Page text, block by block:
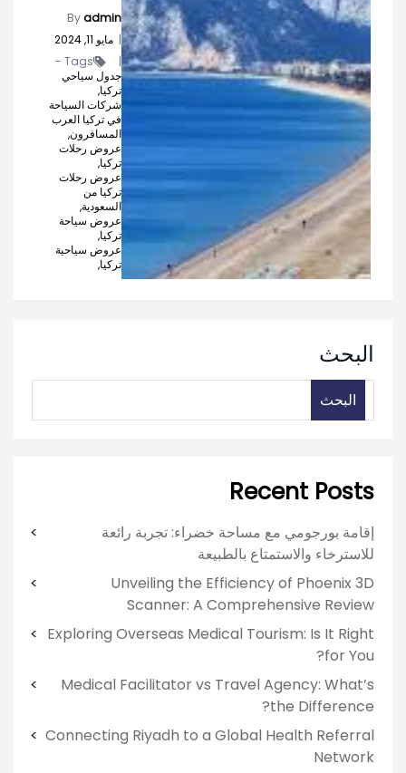
Byadmin
| مايو 11, 2024
|
Tags -
جدول سياحي
تركيا,
شركات السياحة
في تركيا العرب
المسافرون,
عروض رحلات
تركيا,
عروض رحلات
تركيا من
السعودية,
عروض سياحة
تركيا,
عروض سياحية
تركيا,
البحث
البحث
Recent Posts
إقامة بورجومي مع مساحة خضراء: تجربة رائعة
للاسترخاء والاستمتاع بالطبيعة
Unveiling the Efficiency of Phoenix 3D
Scanner: A Comprehensive Review
Exploring Overseas Medical Tourism: Is It Right
for You?
Medical Facilitator vs Travel Agency: What’s
the Difference?
Connecting Riyadh to a Global Health Referral
Network